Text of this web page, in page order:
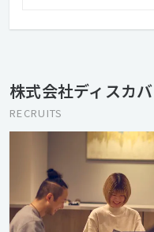
し、人々の生活を安心でき
株式会社ディスカ
RECRUITS